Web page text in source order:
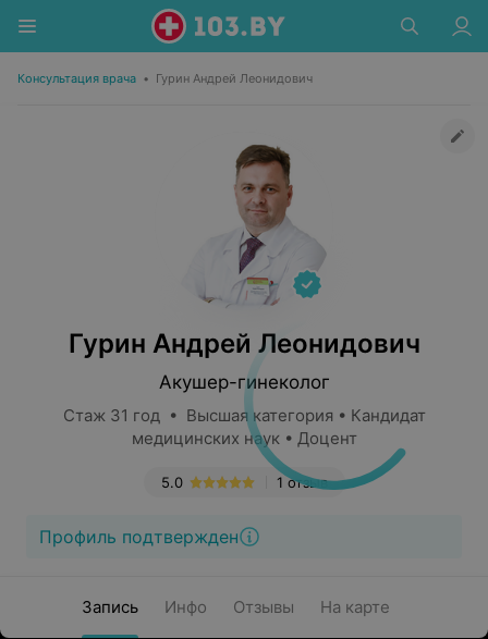
Консультация врача • Гурин Андрей Леонидович
Гурин Андрей Леонидович
Акушер-гинеколог
Стаж 31 год • Высшая категория • Кандидат
медицинских наук • Доцент
1 отзыв
5.0
Профиль подтвержден
Запись Инфо Отзывы На карте